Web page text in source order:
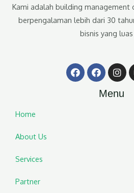
Kami adalah building management
berpengalaman lebih dari 30
bisnis yang luas
F
a
F
a
e
I
n
t
Menu
Home
About Us
Services
Partner